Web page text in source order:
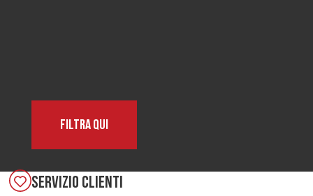
Filtra qui
SERVIZIO CLIENTI